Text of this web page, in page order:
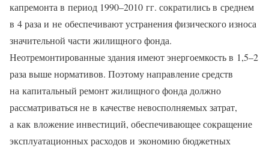
капремонта в период 1990–2010 гг. сократились в среднем
в 4 раза и не обеспечивают устранения физического износа
значительной части жилищного фонда.
Неотремонтированные здания имеют энергоемкость в 1,5–2
раза выше нормативов. Поэтому направление средств
на капитальный ремонт жилищного фонда должно
рассматриваться не в качестве невосполняемых затрат,
а как вложение инвестиций, обеспечивающее сокращение
эксплуатационных расходов и экономию бюджетных